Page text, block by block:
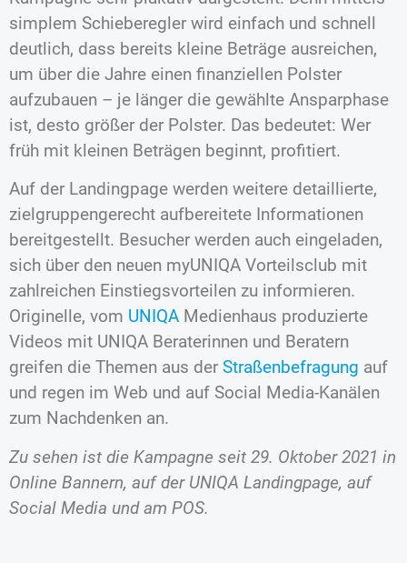
simplem Schieberegler wird einfach und schnell
deutlich, dass bereits kleine Beträge ausreichen,
um über die Jahre einen finanziellen Polster
aufzubauen – je länger die gewählte Ansparphase
ist, desto größer der Polster. Das bedeutet: Wer
früh mit kleinen Beträgen beginnt, profitiert.
Auf der Landingpage werden weitere detaillierte,
zielgruppengerecht aufbereitete Informationen
bereitgestellt. Besucher werden auch eingeladen,
sich über den neuen myUNIQA Vorteilsclub mit
zahlreichen Einstiegsvorteilen zu informieren.
Originelle, vom UNIQA Medienhaus produzierte
Videos mit UNIQA Beraterinnen und Beratern
greifen die Themen aus der Straßenbefragung auf
und regen im Web und auf Social Media-Kanälen
zum Nachdenken an.
Zu sehen ist die Kampagne seit 29. Oktober 2021 in
Online Bannern, auf der UNIQA Landingpage, auf
Social Media und am POS.